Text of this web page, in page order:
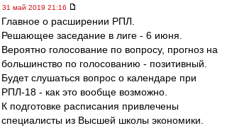
31 май 2019 21:16
Главное о расширении РПЛ.
Решающее заседание в лиге - 6 июня.
Вероятно голосование по вопросу, прогноз на
большинство по голосованию - позитивный.
Будет слушаться вопрос о календаре при
РПЛ-18 - как это вообще возможно.
К подготовке расписания привлечены
специалисты из Высшей школы экономики.